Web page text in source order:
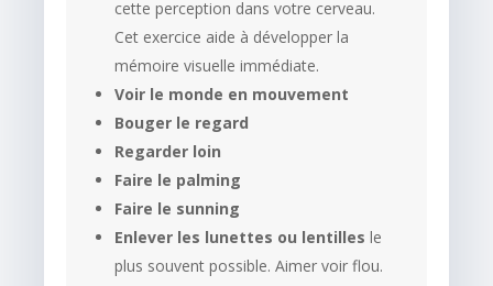
cette perception dans votre cerveau.
Cet exercice aide à développer la
mémoire visuelle immédiate.
Voir le monde en mouvement
Bouger le regard
Regarder loin
Faire le palming
Faire le sunning
Enlever les lunettes ou lentilles le
plus souvent possible. Aimer voir flou.